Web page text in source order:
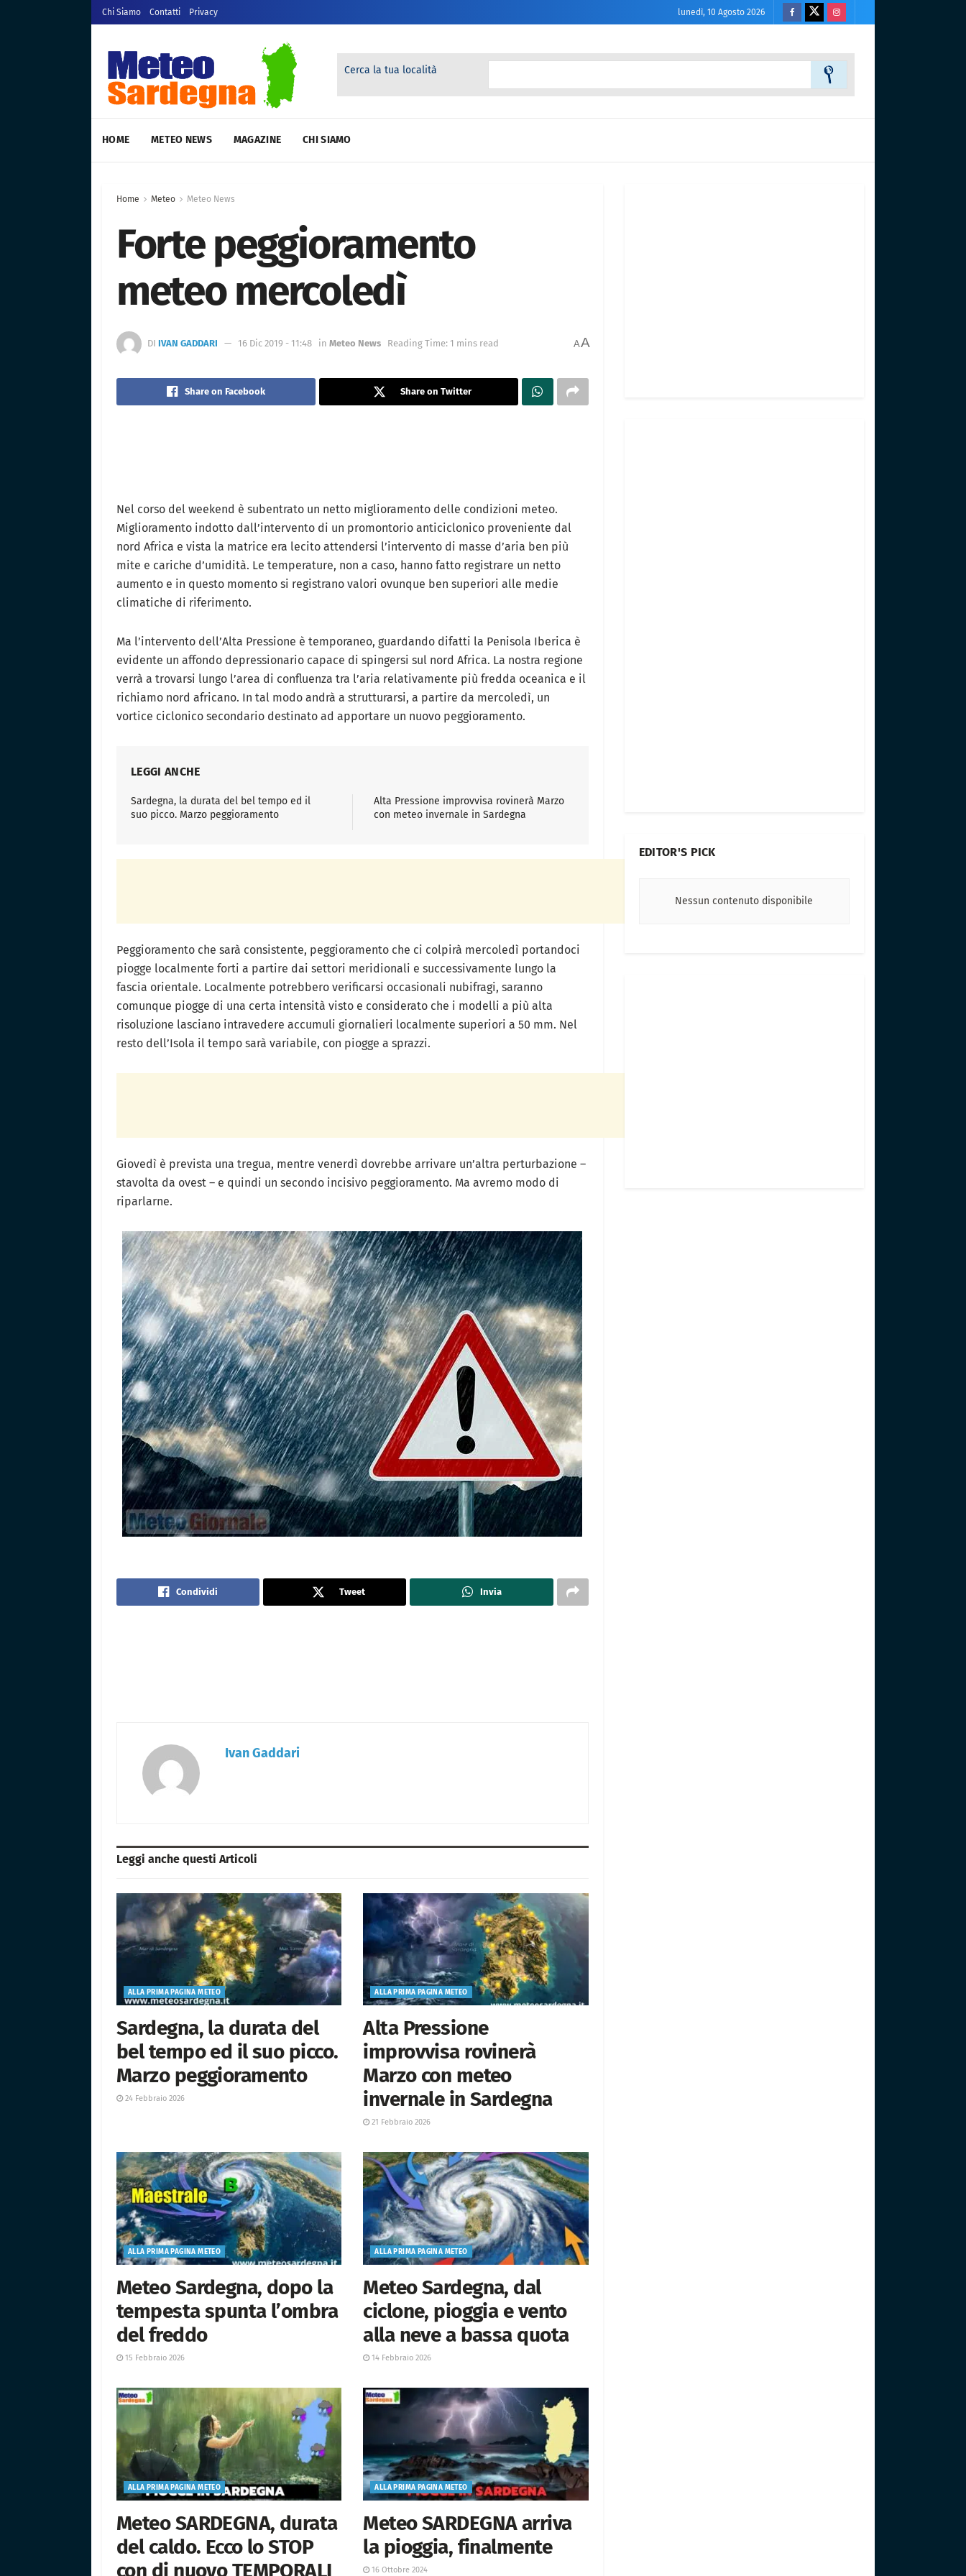
Chi Siamo Contatti Privacy lunedì, 10 Agosto 2026
Cerca la tua località
HOME METEO NEWS MAGAZINE CHI SIAMO
Home Meteo Meteo News
Forte peggioramento
meteo mercoledì
DI IVAN GADDARI 16 Dic 2019 - 11:48 in Meteo News Reading Time: 1 mins read AA
Share on Facebook Share on Twitter
Nel corso del weekend è subentrato un netto miglioramento delle condizioni meteo.
Miglioramento indotto dall’intervento di un promontorio anticiclonico proveniente dal
nord Africa e vista la matrice era lecito attendersi l’intervento di masse d’aria ben più
mite e cariche d’umidità. Le temperature, non a caso, hanno fatto registrare un netto
aumento e in questo momento si registrano valori ovunque ben superiori alle medie
climatiche di riferimento.
Ma l’intervento dell’Alta Pressione è temporaneo, guardando difatti la Penisola Iberica è
evidente un affondo depressionario capace di spingersi sul nord Africa. La nostra regione
verrà a trovarsi lungo l’area di confluenza tra l’aria relativamente più fredda oceanica e il
richiamo nord africano. In tal modo andrà a strutturarsi, a partire da mercoledì, un
vortice ciclonico secondario destinato ad apportare un nuovo peggioramento.
LEGGI ANCHE
Sardegna, la durata del bel tempo ed il
suo picco. Marzo peggioramento
Alta Pressione improvvisa rovinerà Marzo
con meteo invernale in Sardegna
Peggioramento che sarà consistente, peggioramento che ci colpirà mercoledì portandoci
piogge localmente forti a partire dai settori meridionali e successivamente lungo la
fascia orientale. Localmente potrebbero verificarsi occasionali nubifragi, saranno
comunque piogge di una certa intensità visto e considerato che i modelli a più alta
risoluzione lasciano intravedere accumuli giornalieri localmente superiori a 50 mm. Nel
resto dell’Isola il tempo sarà variabile, con piogge a sprazzi.
Giovedì è prevista una tregua, mentre venerdì dovrebbe arrivare un’altra perturbazione –
stavolta da ovest – e quindi un secondo incisivo peggioramento. Ma avremo modo di
riparlarne.
Condividi Tweet Invia
Ivan Gaddari
Leggi anche questi Articoli
ALLA PRIMA PAGINA METEO
Sardegna, la durata del
bel tempo ed il suo picco.
Marzo peggioramento
24 Febbraio 2026
ALLA PRIMA PAGINA METEO
Alta Pressione
improvvisa rovinerà
Marzo con meteo
invernale in Sardegna
21 Febbraio 2026
ALLA PRIMA PAGINA METEO
Meteo Sardegna, dopo la
tempesta spunta l’ombra
del freddo
15 Febbraio 2026
ALLA PRIMA PAGINA METEO
Meteo Sardegna, dal
ciclone, pioggia e vento
alla neve a bassa quota
14 Febbraio 2026
ALLA PRIMA PAGINA METEO
Meteo SARDEGNA, durata
del caldo. Ecco lo STOP
con di nuovo TEMPORALI
ALLA PRIMA PAGINA METEO
Meteo SARDEGNA arriva
la pioggia, finalmente
16 Ottobre 2024
EDITOR'S PICK
Nessun contenuto disponibile